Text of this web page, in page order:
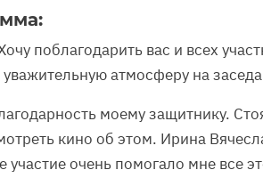
поблагодарить вас и всех
атмосферу на
моему защитнику.
кино об этом. Ирина
участие очень помогало мне все